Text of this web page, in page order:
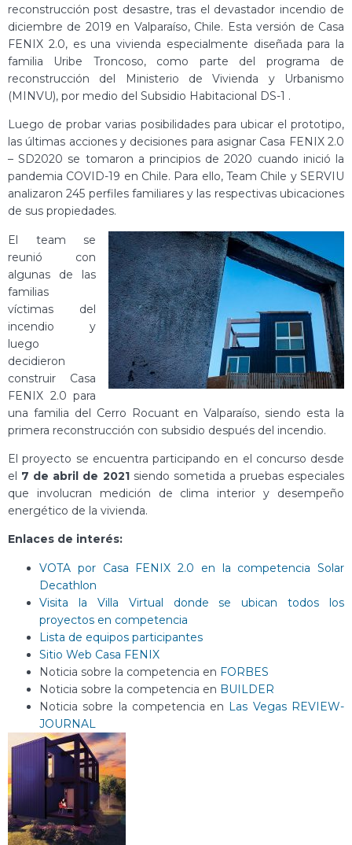
reconstrucción post desastre, tras el devastador incendio de
diciembre de 2019 en Valparaíso, Chile. Esta versión de Casa
FENIX 2.0, es una vivienda especialmente diseñada para la
familia Uribe Troncoso, como parte del programa de
reconstrucción del Ministerio de Vivienda y Urbanismo
(MINVU), por medio del Subsidio Habitacional DS-1 .
Luego de probar varias posibilidades para ubicar el prototipo,
las últimas acciones y decisiones para asignar Casa FENIX 2.0
– SD2020 se tomaron a principios de 2020 cuando inició la
pandemia COVID-19 en Chile. Para ello, Team Chile y SERVIU
analizaron 245 perfiles familiares y las respectivas ubicaciones
de sus propiedades.
El team se
reunió con
algunas de las
familias
víctimas del
incendio y
luego
decidieron
construir Casa
FENIX 2.0 para
una familia del Cerro Rocuant en Valparaíso, siendo esta la
primera reconstrucción con subsidio después del incendio.
El proyecto se encuentra participando en el concurso desde
el 7 de abril de 2021siendo sometida a pruebas especiales
que involucran medición de clima interior y desempeño
energético de la vivienda.
Enlaces de interés:
VOTA por Casa FENIX 2.0 en la competencia Solar
Decathlon
Visita la Villa Virtual donde se ubican todos los
proyectos en competencia
Lista de equipos participantes
Sitio Web Casa FENIX
Noticia sobre la competencia en FORBES
Noticia sobre la competencia en BUILDER
Noticia sobre la competencia en Las Vegas REVIEW-
JOURNAL